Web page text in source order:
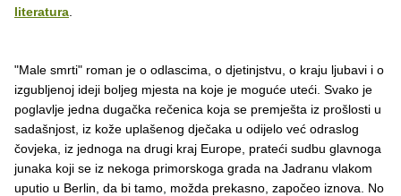
literatura
"Male smrti" roman je o odlascima, o djetinjstvu, o kraju ljubavi i o
izgubljenoj ideji boljeg mjesta na koje je moguće uteći. Svako je
poglavlje jedna dugačka rečenica koja se premješta iz prošlosti u
sadašnjost, iz kože uplašenog dječaka u odijelo već odraslog
čovjeka, iz jednoga na drugi kraj Europe, prateći sudbu glavnoga
junaka koji se iz nekoga primorskoga grada na Jadranu vlakom
uputio u Berlin, da bi tamo, možda prekasno, započeo iznova. No